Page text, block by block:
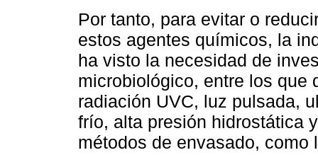
Por tanto, para evitar o
estos agentes químicos, la
ha visto la necesidad de
microbiológico, entre los que
radiación UVC, luz pulsada,
frío, alta presión hidrostática
métodos de envasado,